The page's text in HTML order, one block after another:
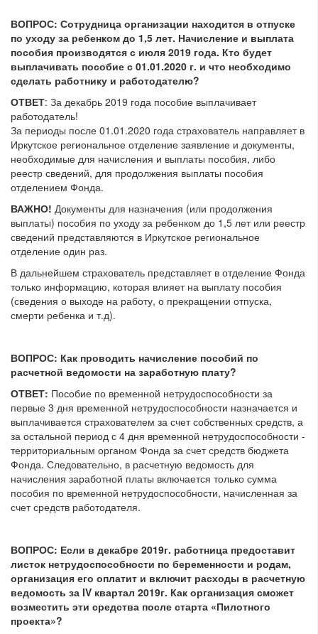
ВОПРОС: Сотрудница организации находится в отпуске
по уходу за ребенком до 1,5 лет. Начисление и выплата
пособия производятся с июля 2019 года. Кто будет
выплачивать пособие с 01.01.2020 г. и что необходимо
сделать работнику и работодателю?
ОТВЕТ: За декабрь 2019 года пособие выплачивает
работодатель!
За периоды после 01.01.2020 года страхователь направляет в
Иркутское региональное отделение заявление и документы,
необходимые для начисления и выплаты пособия, либо
реестр сведений, для продолжения выплаты пособия
отделением Фонда.
ВАЖНО! Документы для назначения (или продолжения
выплаты) пособия по уходу за ребенком до 1,5 лет или реестр
сведений представляются в Иркутское региональное
отделение один раз.
В дальнейшем страхователь представляет в отделение Фонда
только информацию, которая влияет на выплату пособия
(сведения о выходе на работу, о прекращении отпуска,
смерти ребенка и т.д).
ВОПРОС: Как проводить начисление пособий по
расчетной ведомости на заработную плату?
ОТВЕТ: Пособие по временной нетрудоспособности за
первые 3 дня временной нетрудоспособности назначается и
выплачивается страхователем за счет собственных средств, а
за остальной период с 4 дня временной нетрудоспособности -
территориальным органом Фонда за счет средств бюджета
Фонда. Следовательно, в расчетную ведомость для
начисления заработной платы включается только сумма
пособия по временной нетрудоспособности, начисленная за
счет средств работодателя.
ВОПРОС: Если в декабре 2019г. работница предоставит
листок нетрудоспособности по беременности и родам,
организация его оплатит и включит расходы в расчетную
ведомость за IV квартал 2019г. Как организация сможет
возместить эти средства после старта «Пилотного
проекта»?